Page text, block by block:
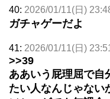
40: 2026/01/11(日)
ガチャゲーだよ
41: 2026/01/11(日)
>>39
ああいう屁理屈で自
たい人なんじゃない